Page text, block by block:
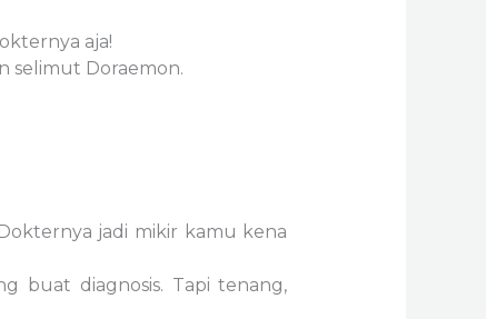
aja!
selimut Doraemon.
jadi mikir kamu kena
buat diagnosis. Tapi tenang,